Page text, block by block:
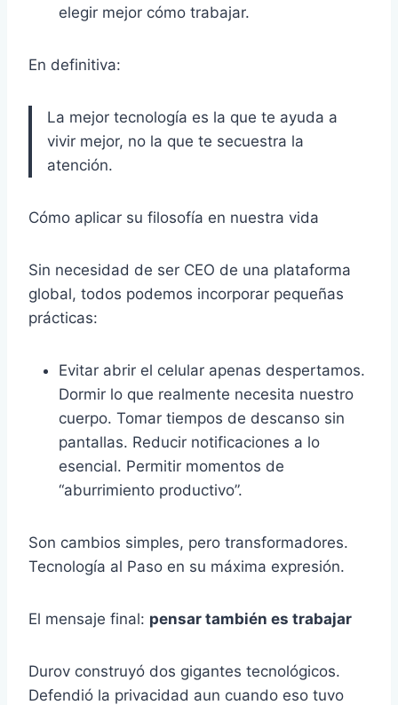
elegir mejor cómo trabajar.
En definitiva:
La mejor tecnología es la que te ayuda a
vivir mejor, no la que te secuestra la
atención.
Cómo aplicar su filosofía en nuestra vida
Sin necesidad de ser CEO de una plataforma
global, todos podemos incorporar pequeñas
prácticas:
Evitar abrir el celular apenas despertamos.
Dormir lo que realmente necesita nuestro
cuerpo. Tomar tiempos de descanso sin
pantallas. Reducir notificaciones a lo
esencial. Permitir momentos de
“aburrimiento productivo”.
Son cambios simples, pero transformadores.
Tecnología al Paso en su máxima expresión.
El mensaje final: pensar también es trabajar
Durov construyó dos gigantes tecnológicos.
Defendió la privacidad aun cuando eso tuvo